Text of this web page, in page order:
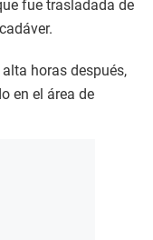
fue trasladada de
horas después,
en el área de